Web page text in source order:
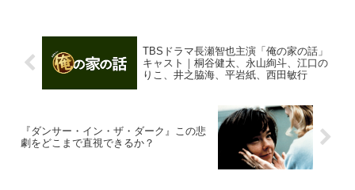
TBSドラマ長瀬智也主演「俺の家の話」
キャスト｜桐谷健太、永山絢斗、江口の
りこ、井之脇海、平岩紙、西田敏行
『ダンサー・イン・ザ・ダーク』この悲
劇をどこまで直視できるか？